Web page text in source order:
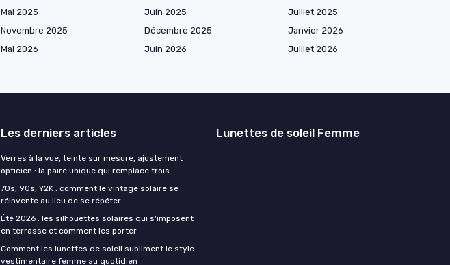
Mai 2025 Juin 2025
Juillet 2025
Novembre 2025 Décembre 2025
Janvier 2026
Mai 2026 Juin 2026
Juillet 2026
Les derniers articles
Verres à la vue, teinte sur mesure, ajustement
opticien : la paire unique qui remplace trois
70s, 90s, Y2K : comment le vintage solaire se
réinvente au lieu de se répéter
Été 2026 : les silhouettes solaires qui s'imposent
en terrasse et comment les porter
Comment les lunettes de soleil subliment le style
vestimentaire femme au quotidien
Lunettes de soleil Femme